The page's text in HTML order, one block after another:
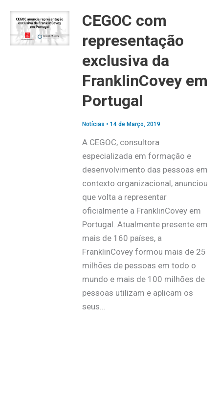
CEGOC com
representação
exclusiva da
FranklinCovey em
Portugal
Notícias • 14 de Março, 2019
A CEGOC, consultora
especializada em formação e
desenvolvimento das pessoas em
contexto organizacional, anunciou
que volta a representar
oficialmente a FranklinCovey em
Portugal. Atualmente presente em
mais de 160 países, a
FranklinCovey formou mais de 25
milhões de pessoas em todo o
mundo e mais de 100 milhões de
pessoas utilizam e aplicam os
seus…